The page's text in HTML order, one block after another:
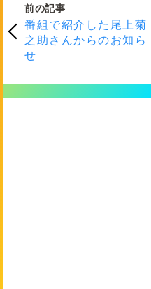
前の記事
番組で紹介した尾上菊
之助さんからのお知ら
せ